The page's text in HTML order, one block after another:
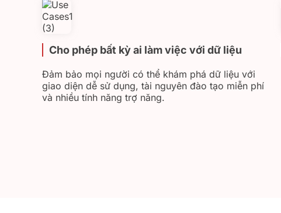
Cho phép bất kỳ ai làm việc với dữ liệu
Đảm bảo mọi người có thể khám phá dữ liệu với
giao diện dễ sử dụng, tài nguyên đào tạo miễn phí
và nhiều tính năng trợ năng.